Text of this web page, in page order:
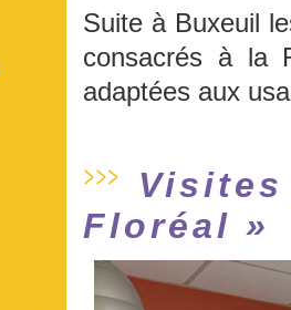
Suite à Buxeuil
consacrés à la
adaptées aux
Floréal »